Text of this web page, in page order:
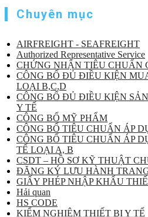
Chuyên mục
AIRFREIGHT - SEAFREIGHT
Authorized Representative Service
CHỨNG NHẬN TIÊU CHUẨN
CÔNG BỐ ĐỦ ĐIỀU KIỆN
LOẠI B,C,D
CÔNG BỐ ĐỦ ĐIỀU KIỆN
Y TẾ
CÔNG BỐ MỸ PHẨM
CÔNG BỐ TIÊU CHUẨN ÁP
CÔNG BỐ TIÊU CHUẨN ÁP
TẾ LOẠI A, B
CSDT – HỒ SƠ KỸ THUẬT
ĐĂNG KÝ LƯU HÀNH
GIẤY PHÉP NHẬP KHẨU
Hải quan
HS CODE
KIỂM NGHIỆM THIẾT BỊ Y TẾ